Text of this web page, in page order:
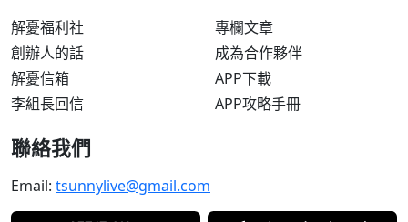
解憂福利社
創辦人的話
解憂信箱
李組長回信
專欄文章
成為合作夥伴
APP下載
APP攻略手冊
聯絡我們
Email: tsunnylive@gmail.com